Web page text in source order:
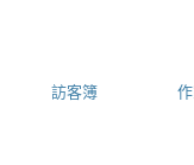
訪客簿